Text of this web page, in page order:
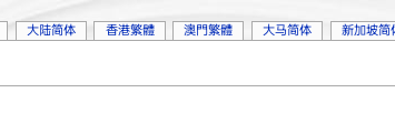
大陆简体 香港繁體 澳門繁體 大马简体 新加坡简